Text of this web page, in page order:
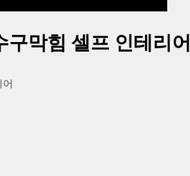
구막힘 셀프 인테리어